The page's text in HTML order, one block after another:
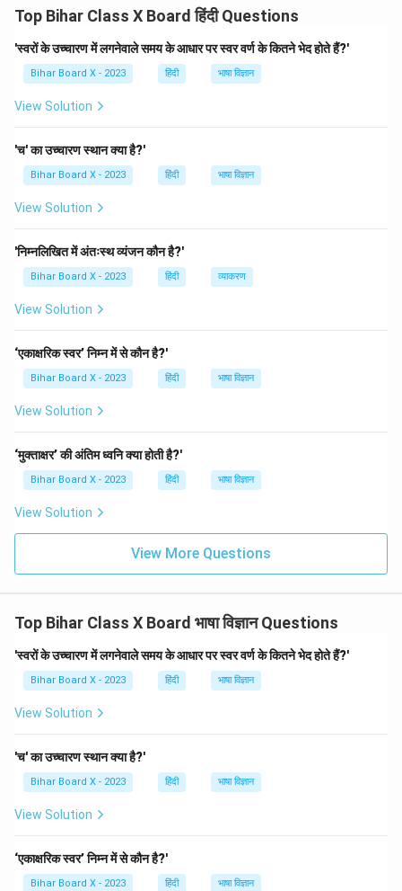
उपमहाद्वीप की प्रमुख लिपियों में से एक है।
Download Solution in PDF
Top Bihar Class X Board हिंदी Questions
'स्वरों के उच्चारण में लगनेवाले समय के आधार पर स्वर वर्ण के कितने भेद होते हैं?'
Bihar Board X - 2023 हिंदी भाषा विज्ञान
View Solution
'च' का उच्चारण स्थान क्या है?'
Bihar Board X - 2023 हिंदी भाषा विज्ञान
View Solution
'निम्नलिखित में अंतःस्थ व्यंजन कौन है?'
Bihar Board X - 2023 हिंदी व्याकरण
View Solution
‘एकाक्षरिक स्वर’ निम्न में से कौन है?'
Bihar Board X - 2023 हिंदी भाषा विज्ञान
View Solution
‘मुक्ताक्षर’ की अंतिम ध्वनि क्या होती है?'
Bihar Board X - 2023 हिंदी भाषा विज्ञान
View Solution
View More Questions
Top Bihar Class X Board भाषा विज्ञान Questions
'स्वरों के उच्चारण में लगनेवाले समय के आधार पर स्वर वर्ण के कितने भेद होते हैं?'
Bihar Board X - 2023 हिंदी भाषा विज्ञान
View Solution
'च' का उच्चारण स्थान क्या है?'
Bihar Board X - 2023 हिंदी भाषा विज्ञान
View Solution
‘एकाक्षरिक स्वर’ निम्न में से कौन है?'
Bihar Board X - 2023 हिंदी भाषा विज्ञान